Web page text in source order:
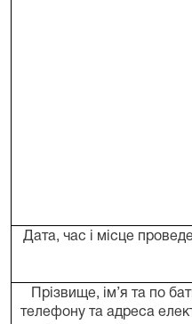
Дата, час і місце
Прізвище, ім’я та по
телефону та адреса